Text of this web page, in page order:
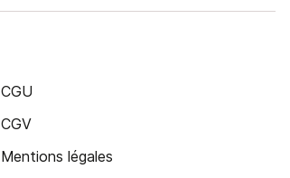
CGU
CGV
Mentions légales